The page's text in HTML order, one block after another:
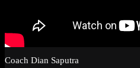
Coach Dian Saputra